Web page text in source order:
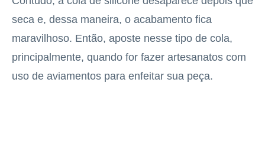
seca e, dessa maneira, o acabamento fica
maravilhoso. Então, aposte nesse tipo de cola,
principalmente, quando for fazer artesanatos com
uso de aviamentos para enfeitar sua peça.